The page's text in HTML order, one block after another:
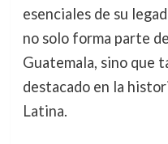
esenciales de su
no solo forma parte
Guatemala, sino que
destacado en la
Latina.